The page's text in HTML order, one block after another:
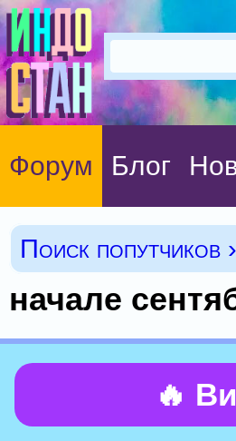
Форум Блог
Поиск попутчиков ›
начале
🔥